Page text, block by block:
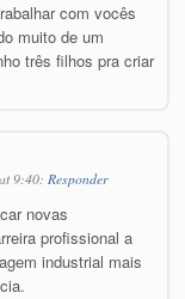
com vocês
muito de um
três filhos pra criar
9:40: Responder
novas
profissional a
industrial mais